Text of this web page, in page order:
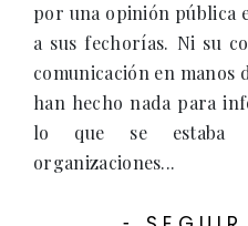
por una opinión pública
a sus fechorías. Ni su
comunicación en manos
han hecho nada para
lo que se estaba
organizaciones...
-